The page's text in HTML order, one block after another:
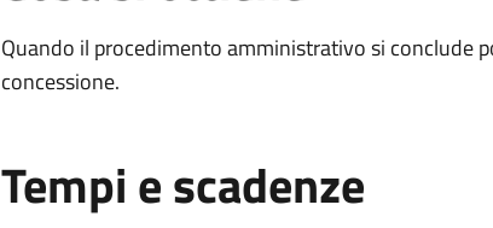
Quando il procedimento amministrativo si conclude
concessione.
Tempi e scadenze